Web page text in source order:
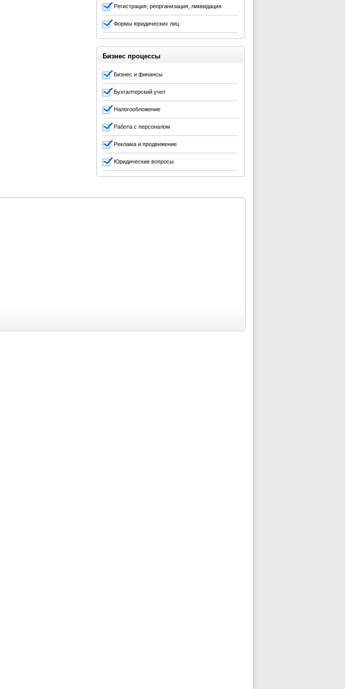
Регистрация, реорганизация, ликвидация
Формы юридических лиц
Бизнес процессы
Бизнес и финансы
Бухгалтерский учет
Налогообложение
Работа с персоналом
Реклама и продвижение
Юридические вопросы